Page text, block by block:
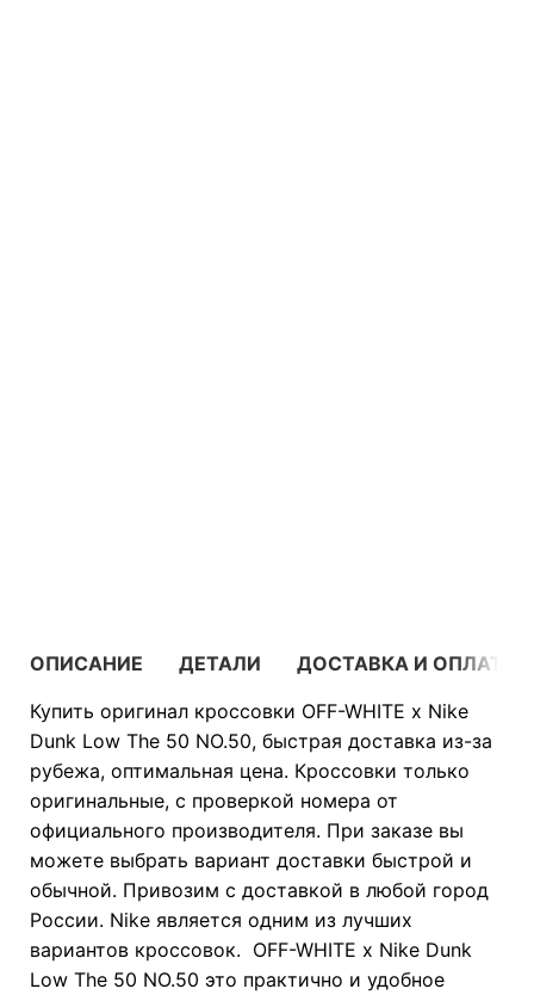
ОПИСАНИЕ ДЕТАЛИ
ДОСТАВКА И ОПЛАТА
Купить оригинал кроссовки OFF-WHITE x Nike
Dunk Low The 50 NO.50, быстрая доставка из-за
рубежа, оптимальная цена. Кроссовки только
оригинальные, с проверкой номера от
официального производителя. При заказе вы
можете выбрать вариант доставки быстрой и
обычной. Привозим с доставкой в любой город
России. Nike является одним из лучших
вариантов кроссовок. OFF-WHITE x Nike Dunk
Low The 50 NO.50 это практично и удобное